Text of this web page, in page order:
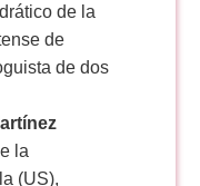
de la
de
de dos
la
(US),